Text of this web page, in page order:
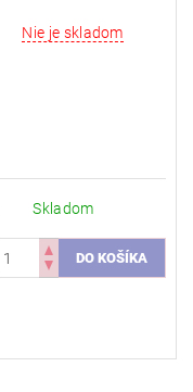
Nie je skladom
Skladom